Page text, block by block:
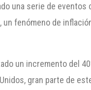
una serie de
fenómeno de
un incremento del
gran parte de